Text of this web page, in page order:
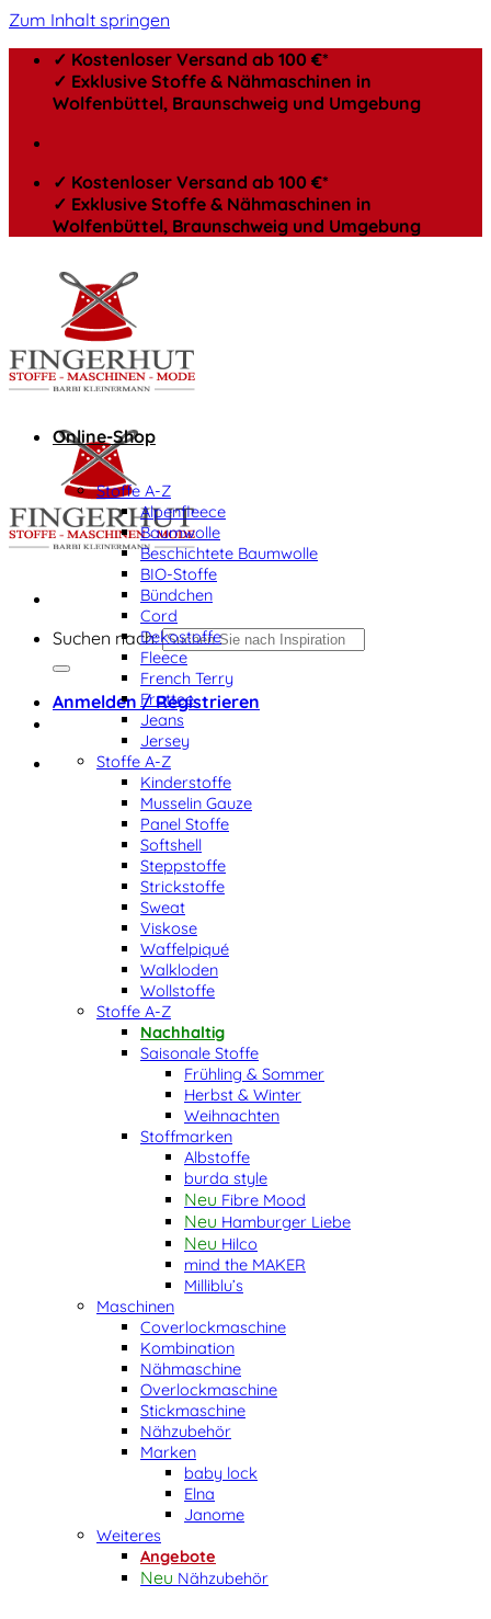
Zum Inhalt springen
✓ Kostenloser Versand ab 100 €*
✓ Exklusive Stoffe & Nähmaschinen in
Wolfenbüttel, Braunschweig und Umgebung
✓ Kostenloser Versand ab 100 €*
✓ Exklusive Stoffe & Nähmaschinen in
Wolfenbüttel, Braunschweig und Umgebung
Suchen nach:
Anmelden / Registrieren
Online-Shop
Stoffe A-Z
Alpenfleece
Baumwolle
Beschichtete Baumwolle
BIO-Stoffe
Bündchen
Cord
Dekostoffe
Fleece
French Terry
Frottee
Jeans
Jersey
Stoffe A-Z
Kinderstoffe
Musselin Gauze
Panel Stoffe
Softshell
Steppstoffe
Strickstoffe
Sweat
Viskose
Waffelpiqué
Walkloden
Wollstoffe
Stoffe A-Z
Nachhaltig
Saisonale Stoffe
Frühling & Sommer
Herbst & Winter
Weihnachten
Stoffmarken
Albstoffe
burda style
Fibre Mood
Hamburger Liebe
Hilco
mind the MAKER
Milliblu’s
Maschinen
Coverlockmaschine
Kombination
Nähmaschine
Overlockmaschine
Stickmaschine
Nähzubehör
Marken
baby lock
Elna
Janome
Weiteres
Angebote
Nähzubehör